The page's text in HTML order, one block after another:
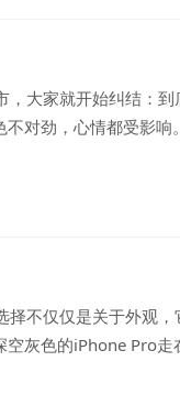
，大家就开始纠结：到
对劲，心情都受影响
不仅仅是关于外观，
空灰色的iPhone Pro走